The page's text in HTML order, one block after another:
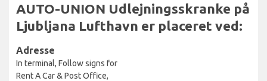
AUTO-UNION Udlejningsskranke på
Ljubljana Lufthavn er placeret ved:
Adresse
In terminal, Follow signs for
Rent A Car & Post Office,